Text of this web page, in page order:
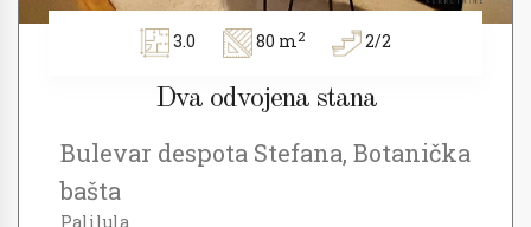
3.0 80 m2 2/2
Dva odvojena stana
Bulevar despota Stefana, Botanička
bašta
Palilula